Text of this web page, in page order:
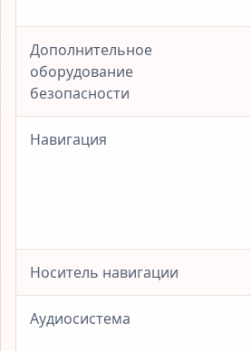
Дополнительное
оборудование
безопасности
Навигация
Носитель навигации
Аудиосистема